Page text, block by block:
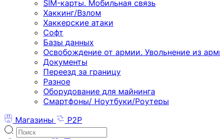
SIM-карты. Мобильная связь
Хаккинг/Взлом
Хаккерские атаки
Софт
Базы данных
Освобождение от армии. Увольнение из
Документы
Переезд за границу
Разное
Оборудование для майнинга
Смартфоны/ Ноутбуки/Роутеры
Магазины
P2P